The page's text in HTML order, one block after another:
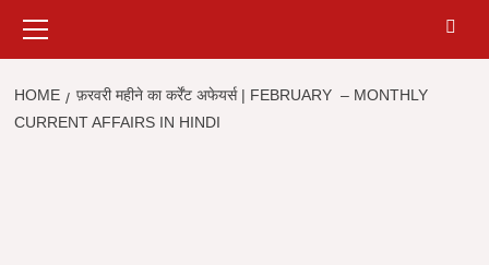
Menu
HOME
फ़रवरी महीने का कर्रेंट अफेयर्स | FEBRUARY – MONTHLY
CURRENT AFFAIRS IN HINDI